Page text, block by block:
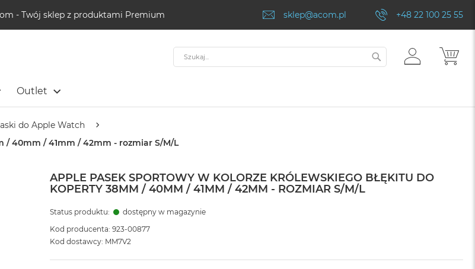
- Twój sklep z produktami Premium sklep@acom.pl +48 22 100 25 55
Outlet
ZALOGUJ
SIĘ
Szukaj SZUKAJ
do Apple Watch
40mm / 41mm / 42mm - rozmiar S/M/L
APPLE PASEK SPORTOWY W KOLORZE KRÓLEWSKIEGO BŁĘKITU DO
KOPERTY 38MM / 40MM / 41MM / 42MM - ROZMIAR S/M/L
Status produktu:
dostępny w magazynie
Kod producenta: 923-00877
Kod dostawcy: MM7V2